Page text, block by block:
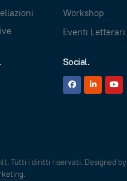
Workshop
Eventi Letterari
Social.
Tutti i diritti riservati. Designed by
.